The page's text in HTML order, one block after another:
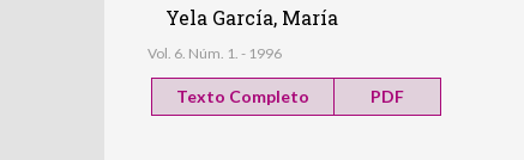
Yela García, María
Vol. 6. Núm. 1. - 1996
Texto Completo PDF